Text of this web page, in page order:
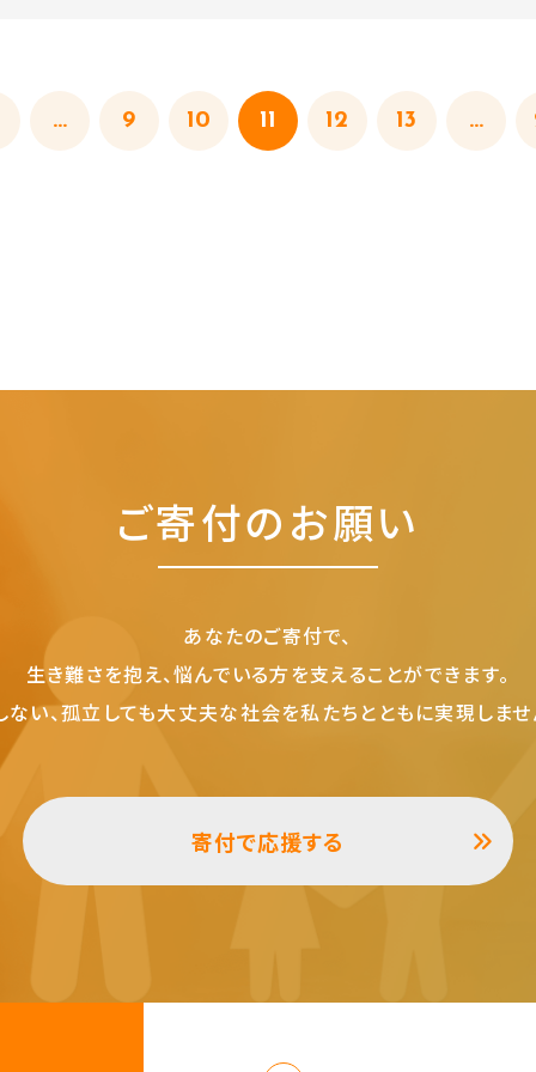
... 9 10 11 12 13 ...
ご寄付のお願い
あなたのご寄付で、
生き難さを抱え、悩んでいる方を支えることができます。
ない、孤立しても大丈夫な社会を私たちとともに実現しませ
寄付で応援する